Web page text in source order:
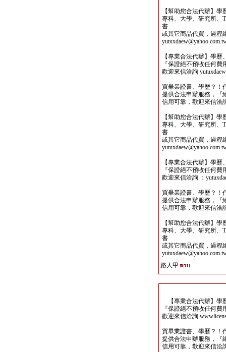
【幫助您合法代辦】
專科、大學、研究所、
書
或其它商品代買，過程
【專業合法代辦】學
『保證絕不預收任何
歡迎來信洽詢
買畢業證書、學歷？！
提供合法申辦服務，『
信用可靠，歡迎來信洽
【幫助您合法代辦】
專科、大學、研究所、
書
或其它商品代買，過程
【專業合法代辦】學
『保證絕不預收任何
歡迎來信洽詢 ：
買畢業證書、學歷？！
提供合法申辦服務，『
信用可靠，歡迎來信洽
【幫助您合法代辦】
專科、大學、研究所、
書
或其它商品代買，過程
路人甲
【專業合法代辦】學
『保證絕不預收任何
歡迎來信洽詢
買畢業證書、學歷？！
提供合法申辦服務，『
信用可靠，歡迎來信洽